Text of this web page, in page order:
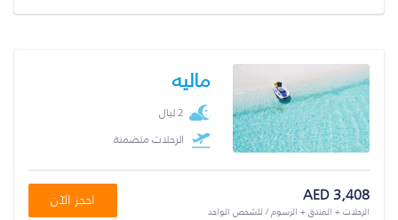
ماليه
2 ليال
الرحلات متضمنة
AED 3,408
الرحلات + الفندق + الرسوم / للشخص الواحد
احجز الآن